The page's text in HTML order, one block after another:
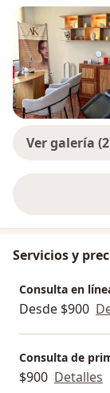
Ver galería
Servicios y
Consulta en
Desde $900
Consulta de
$900 Detalles